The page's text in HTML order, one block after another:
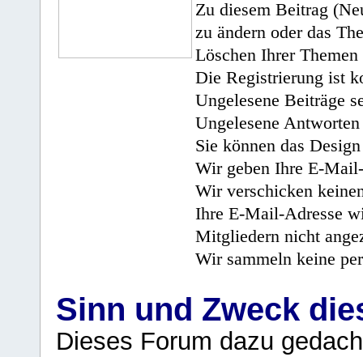
Zu diesem Beitrag
zu ändern oder das
Löschen Ihrer
Die Registrierung ist
Ungelesene Beiträge
Ungelesene
Sie können das
Wir geben Ihre E-
Wir verschicken
Ihre E-Mail-Adresse
Mitgliedern nicht
Wir sammeln keine
Sinn und Zweck
Dieses Forum dazu